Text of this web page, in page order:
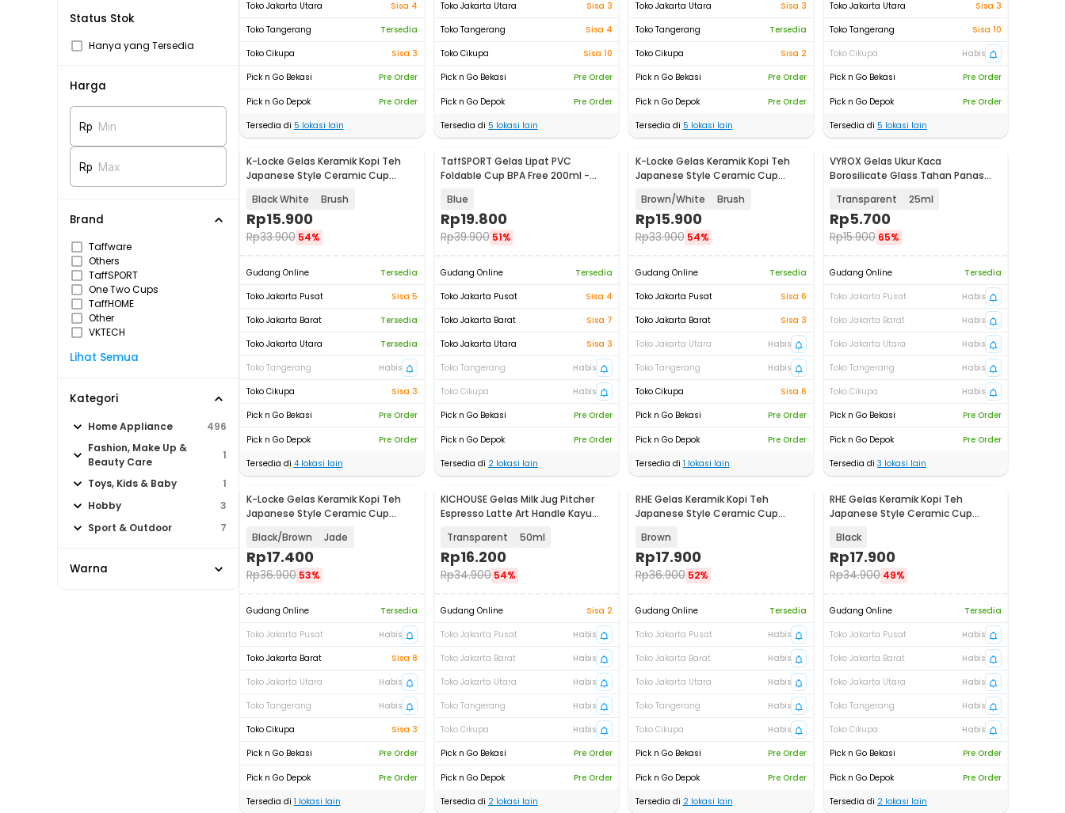
Status Stok
Hanya yang Tersedia
Harga
Rp Min
Rp Max
Brand
Taffware
Others
TaffSPORT
One Two Cups
TaffHOME
Other
VKTECH
Lihat Semua
Kategori
Home Appliance
496
Fashion, Make Up &
Beauty Care
1
Toys, Kids & Baby
1
Hobby
3
Sport & Outdoor
7
Warna
Toko Jakarta Utara
Sisa 4
Toko Tangerang
Tersedia
Toko Cikupa
Sisa 3
Pick n Go Bekasi
Pre Order
Pick n Go Depok
Pre Order
Tersedia di 5 lokasi lain
Toko Jakarta Utara
Sisa 3
Toko Tangerang
Sisa 4
Toko Cikupa
Sisa 10
Pick n Go Bekasi
Pre Order
Pick n Go Depok
Pre Order
Tersedia di 5 lokasi lain
Toko Jakarta Utara
Sisa 3
Toko Tangerang
Tersedia
Toko Cikupa
Sisa 2
Pick n Go Bekasi
Pre Order
Pick n Go Depok
Pre Order
Tersedia di 5 lokasi lain
Toko Jakarta Utara
Sisa 3
Toko Tangerang
Sisa 10
Toko Cikupa
Habis
Pick n Go Bekasi
Pre Order
Pick n Go Depok
Pre Order
Tersedia di 5 lokasi lain
K-Locke Gelas Keramik Kopi Teh
Japanese Style Ceramic Cup
Black White Brush
Rp15.900
Rp33.900 54%
Gudang Online
Tersedia
Toko Jakarta Pusat
Sisa 5
Toko Jakarta Barat
Tersedia
Toko Jakarta Utara
Tersedia
Toko Tangerang
Habis
Toko Cikupa
Sisa 3
Pick n Go Bekasi
Pre Order
Pick n Go Depok
Pre Order
Tersedia di 4lokasi lain
TaffSPORT Gelas Lipat PVC
Foldable Cup BPA Free 200ml -
Blue
Rp19.800
Rp39.900 51%
Gudang Online
Tersedia
Toko Jakarta Pusat
Sisa 4
Toko Jakarta Barat
Sisa 7
Toko Jakarta Utara
Sisa 3
Toko Tangerang
Habis
Toko Cikupa
Habis
Pick n Go Bekasi
Pre Order
Pick n Go Depok
Pre Order
Tersedia di 2 lokasi lain
K-Locke Gelas Keramik Kopi Teh
Japanese Style Ceramic Cup
Brown/White Brush
Rp15.900
Rp33.900 54%
Gudang Online
Tersedia
Toko Jakarta Pusat
Sisa 6
Toko Jakarta Barat
Sisa 3
Toko Jakarta Utara
Habis
Toko Tangerang
Habis
Toko Cikupa
Sisa 6
Pick n Go Bekasi
Pre Order
Pick n Go Depok
Pre Order
Tersedia di 1 lokasi lain
VYROX Gelas Ukur Kaca
Borosilicate Glass Tahan Panas
Transparent 25ml
Rp5.700
Rp15.900 65%
Gudang Online
Tersedia
Toko Jakarta Pusat
Habis
Toko Jakarta Barat
Habis
Toko Jakarta Utara
Habis
Toko Tangerang
Habis
Toko Cikupa
Habis
Pick n Go Bekasi
Pre Order
Pick n Go Depok
Pre Order
Tersedia di 3 lokasi lain
K-Locke Gelas Keramik Kopi Teh
Japanese Style Ceramic Cup
Black/Brown Jade
Rp17.400
Rp36.900 53%
Gudang Online
Tersedia
Toko Jakarta Pusat
Habis
Toko Jakarta Barat
Sisa 8
Toko Jakarta Utara
Habis
Toko Tangerang
Habis
Toko Cikupa
Sisa 3
Pick n Go Bekasi
Pre Order
Pick n Go Depok
Pre Order
Tersedia di 1 lokasi lain
KICHOUSE Gelas Milk Jug Pitcher
Espresso Latte Art Handle Kayu
Transparent 50ml
Rp16.200
Rp34.900 54%
Gudang Online
Sisa 2
Toko Jakarta Pusat
Habis
Toko Jakarta Barat
Habis
Toko Jakarta Utara
Habis
Toko Tangerang
Habis
Toko Cikupa
Habis
Pick n Go Bekasi
Pre Order
Pick n Go Depok
Pre Order
Tersedia di 2 lokasi lain
RHE Gelas Keramik Kopi Teh
Japanese Style Ceramic Cup
Brown
Rp17.900
Rp36.900 52%
Gudang Online
Tersedia
Toko Jakarta Pusat
Habis
Toko Jakarta Barat
Habis
Toko Jakarta Utara
Habis
Toko Tangerang
Habis
Toko Cikupa
Habis
Pick n Go Bekasi
Pre Order
Pick n Go Depok
Pre Order
Tersedia di 2lokasi lain
RHE Gelas Keramik Kopi Teh
Japanese Style Ceramic Cup
Black
Rp17.900
Rp34.900 49%
Gudang Online
Tersedia
Toko Jakarta Pusat
Habis
Toko Jakarta Barat
Habis
Toko Jakarta Utara
Habis
Toko Tangerang
Habis
Toko Cikupa
Habis
Pick n Go Bekasi
Pre Order
Pick n Go Depok
Pre Order
Tersedia di 2 lokasi lain